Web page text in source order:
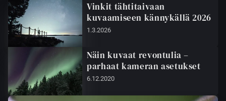
Vinkit tähtitaivaan
kuvaamiseen kännykällä 2026
1.3.2026
Näin kuvaat revontulia –
parhaat kameran asetukset
6.12.2020